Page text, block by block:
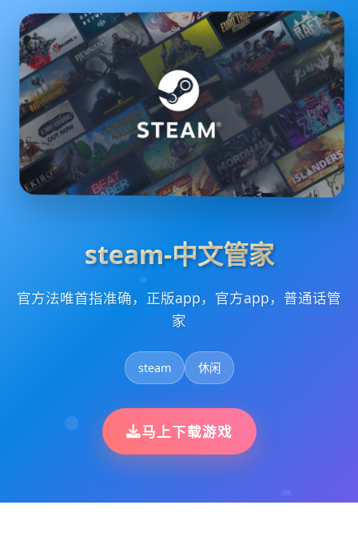
steam-中文管家
官方法唯首指准确，正版app，官方app，普通话管
家
steam 休闲
马上下载游戏